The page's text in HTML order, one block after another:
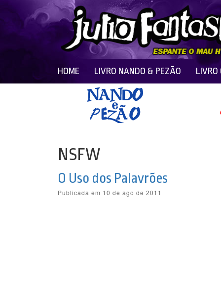
HOME LIVRO NANDO & PEZÃO LIVRO
NSFW
O Uso dos Palavrões
Publicada em 10 de ago de 2011